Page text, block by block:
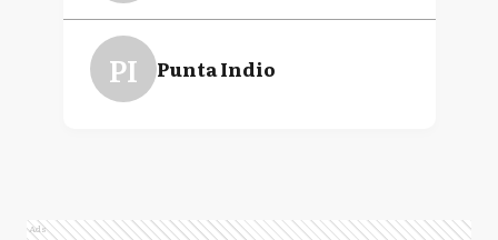
PI Punta Indio
Ads